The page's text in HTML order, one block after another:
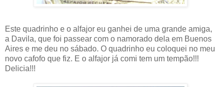
Este quadrinho e o alfajor eu ganhei de uma grande amiga,
a Davila, que foi passear com o namorado dela em Buenos
Aires e me deu no sábado. O quadrinho eu coloquei no meu
novo cafofo que fiz. E o alfajor já comi tem um tempão!!!
Delicia!!!